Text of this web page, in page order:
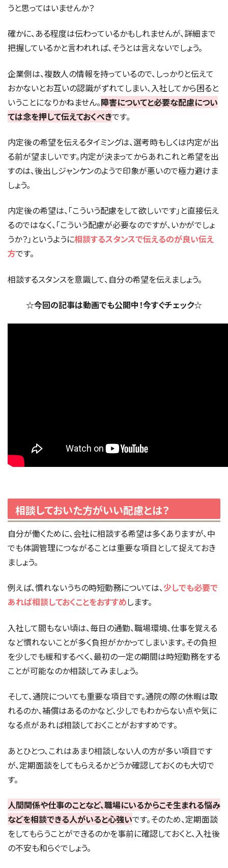
うと思ってはいませんか？
確かに、ある程度は伝わっているかもしれませんが、詳細まで
把握しているかと言われれば、そうとは言えないでしょう。
企業側は、複数人の情報を持っているので、しっかりと伝えて
おかないとお互いの認識がずれてしまい、入社してから困ると
いうことになりかねません。障害についてと必要な配慮につい
ては念を押して伝えておくべきです。
内定後の希望を伝えるタイミングは、選考時もしくは内定が出
る前が望ましいです。内定が決まってからあれこれと希望を出
すのは、後出しジャンケンのようで印象が悪いので極力避けま
しょう。
内定後の希望は、「こういう配慮をして欲しいです」と直接伝え
るのではなく、「こういう配慮が必要なのですが、いかがでしょ
うか？」というように相談するスタンスで伝えるのが良い伝え
方です。
相談するスタンスを意識して、自分の希望を伝えましょう。
☆今回の記事は動画でも公開中！今すぐチェック☆
相談しておいた方がいい配慮とは？
自分が働くために、会社に相談する希望は多くありますが、中
でも体調管理につながることは重要な項目として捉えておき
ましょう。
例えば、慣れないうちの時短勤務については、少しでも必要で
あれば相談しておくことをおすすめします。
入社して間もない頃は、毎日の通勤、職場環境、仕事を覚える
など慣れないことが多く負担がかかってしまいます。その負担
を少しでも緩和するべく、最初の一定の期間は時短勤務をする
ことが可能なのか相談してみましょう。
そして、通院についても重要な項目です。通院の際の休暇は取
れるのか、補償はあるのかなど、少しでもわからない点や気に
なる点があれば相談しておくことがおすすめです。
あとひとつ、これはあまり相談しない人の方が多い項目です
が、定期面談をしてもらえるかどうか確認しておくのも大切で
す。
人間関係や仕事のことなど、職場にいるからこそ生まれる悩み
などを相談できる人がいると心強いです。そのため、定期面談
をしてもらうことができるのかを事前に確認しておくと、入社後
の不安も和らぐでしょう。